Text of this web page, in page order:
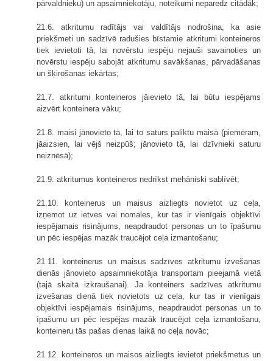
pārvaldnieku) un apsaimniekotāju, noteikumi neparedz citādāk;
21.6. atkritumu radītājs vai valdītājs nodrošina, ka asie
priekšmeti un sadzīvē radušies bīstamie atkritumi konteineros
tiek ievietoti tā, lai novērstu iespēju nejauši savainoties un
novērstu iespēju sabojāt atkritumu savākšanas, pārvadāšanas
un šķirošanas iekārtas;
21.7. atkritumi konteineros jāievieto tā, lai būtu iespējams
aizvērt konteinera vāku;
21.8. maisi jānovieto tā, lai to saturs paliktu maisā (piemēram,
jāaizsien, lai vējš neizpūš; jānovieto tā, lai dzīvnieki saturu
neiznēsā);
21.9. atkritumus konteineros nedrīkst mehāniski sablīvēt;
21.10. konteinerus un maisus aizliegts novietot uz ceļa,
izņemot uz ietves vai nomales, kur tas ir vienīgais objektīvi
iespējamais risinājums, neapdraudot personas un to īpašumu
un pēc iespējas mazāk traucējot ceļa izmantošanu;
21.11. konteinerus un maisus sadzīves atkritumu izvešanas
dienās jānovieto apsaimniekotāja transportam pieejamā vietā
(tajā skaitā izkraušanai). Ja konteiners sadzīves atkritumu
izvešanas dienā tiek novietots uz ceļa, kur tas ir vienīgais
objektīvi iespējamais risinājums, neapdraudot personas un to
īpašumu un pēc iespējas mazāk traucējot ceļa izmantošanu,
konteineru tās pašas dienas laikā no ceļa novāc;
21.12. konteineros un maisos aizliegts ievietot priekšmetus un